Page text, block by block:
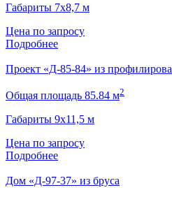
Габариты 7х8,7 м
Цена по запросу
Подробнее
Проект «Д-85-84» из
Общая площадь 85.84 м2
Габариты 9х11,5 м
Цена по запросу
Подробнее
Дом «Д-97-37» из бруса